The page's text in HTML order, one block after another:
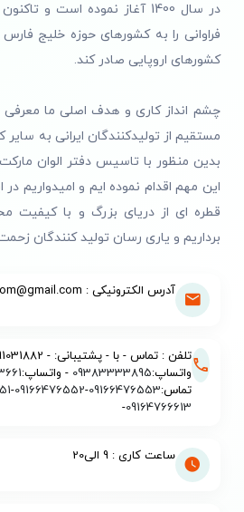
در سال 1400 آغاز نموده است
فراوانی را به کشورهای حوزه خلیج
کشورهای اروپایی صادر کند.
چشم انداز کاری و هدف اصلی ما
مستقیم از تولیدکنندگان ایرانی به
بدین منظور با تاسیس دفتر الوان
این مهم اقدام نموده ایم و امیدواریم در
قطره ای از دریای بزرگ و با کیفیت
برداریم و یاری رسان تولید کنندگان
آدرس الکترونیکی : alvanmarket.com@gmail.com
واتساپ:09383333895 - واتساپ:
تماس:09166476553
-
09166476552
-
09164766613
-
ساعت کاری : 9 الی20